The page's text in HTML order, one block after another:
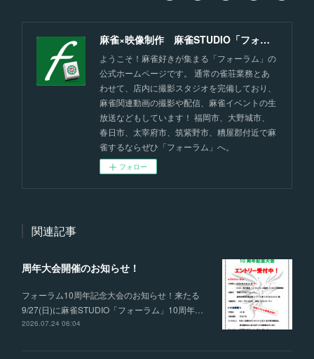
麻雀×映像制作 麻雀STUDIO「フォーラム」福岡
ようこそ！麻雀好きが集まる「フォーラム」の
公式ホームページです。 通常の雀荘業務とあ
わせて、店内に撮影スタジオを完備しており、
麻雀関連動画の撮影や配信、麻雀イベントの生
放送などもしています！ 福岡市、大野城市、
春日市、太宰府市、筑紫野市、糟屋郡付近で麻
雀するならぜひ「フォーラム」へ。
フォロー
関連記事
周年大会開催のお知らせ！
フォーラム10周年記念大会のお知らせ！来たる
9/27(日)に麻雀STUDIO「フォーラム」10周年…
2026.07.24 06:04